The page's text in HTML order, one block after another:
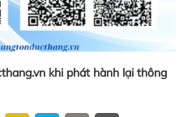
khi phát hành lại thông